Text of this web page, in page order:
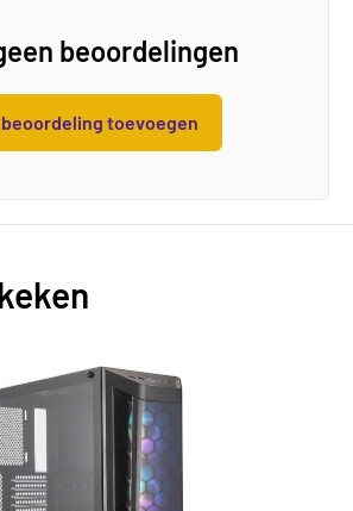
beoordelingen
toevoegen